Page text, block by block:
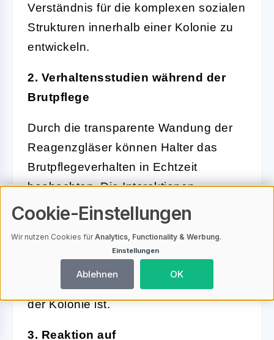
Verständnis für die komplexen sozialen
Strukturen innerhalb einer Kolonie zu
entwickeln.
2. Verhaltensstudien während der
Brutpflege
Durch die transparente Wandung der
Reagenzgläser können Halter das
Brutpflegeverhalten in Echtzeit
beobachten. Die Interaktionen
zwischen der Königin und den
Arbeiterinnen während der Eiablage
und der Aufzucht der Larven sind
besonders interessant und zeigen, wie
wichtig jede Ameise für das Überleben
der Kolonie ist.
3. Reaktion auf
Cookie-Einstellungen
Wir nutzen Cookies fürAnalytics, Functionality & Werbung.
Einstellungen
Ablehnen OK